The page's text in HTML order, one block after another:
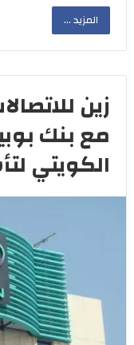
المزيد ...
زين
مع بنك
الكويتي